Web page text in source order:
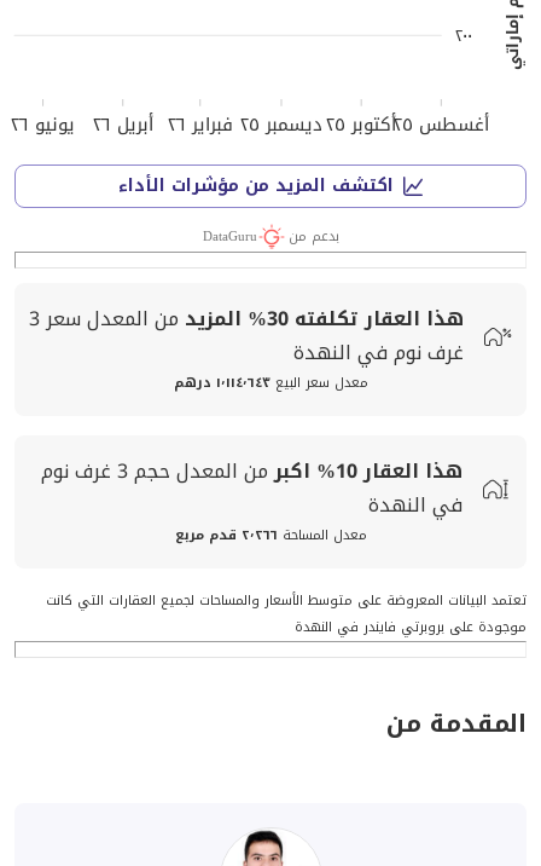
أغسطس ٢٥ أكتوبر ٢٥ ديسمبر ٢٥ فبراير ٢٦ أبريل ٢٦ يونيو ٢٦
٢٠٠
اكتشف المزيد من مؤشرات الأداء
بدعم من DataGuru
هذا العقار تكلفته30% المزيد من المعدلسعر3
غرف نوم في النهدة
معدل سعر البيع ١٬١١٤٬٦٤٣ درهم
هذا العقار10% اكبرمن المعدلحجم 3 غرف نوم
في النهدة
معدل المساحة ٢٬٢٦٦ قدم مربع
تعتمد البيانات المعروضة على متوسط الأسعار والمساحات لجميع العقارات التي كانت
موجودة على بروبرتي فايندر في النهدة
المقدمة من